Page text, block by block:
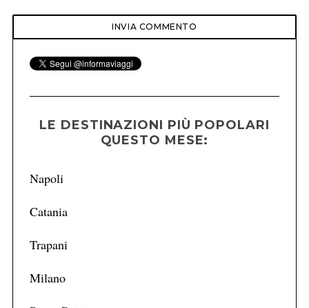
LE DESTINAZIONI PIÙ POPOLARI
QUESTO MESE:
Napoli
Catania
Trapani
Milano